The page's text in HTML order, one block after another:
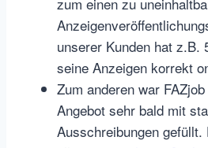
unserer Kunden hat z.B.
seine Anzeigen korrekt
Zum anderen war
Angebot sehr bald mit
Ausschreibungen